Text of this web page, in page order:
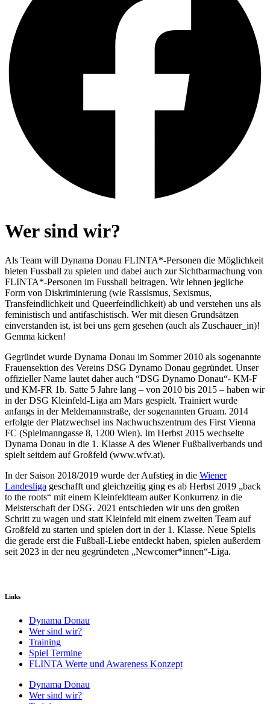
Wer sind wir?
Als Team will Dynama Donau FLINTA*-Personen die Möglichkeit
bieten Fussball zu spielen und dabei auch zur Sichtbarmachung von
FLINTA*-Personen im Fussball beitragen. Wir lehnen jegliche
Form von Diskriminierung (wie Rassismus, Sexismus,
Transfeindlichkeit und Queerfeindlichkeit) ab und verstehen uns als
feministisch und antifaschistisch. Wer mit diesen Grundsätzen
einverstanden ist, ist bei uns gern gesehen (auch als Zuschauer_in)!
Gemma kicken!
Gegründet wurde Dynama Donau im Sommer 2010 als sogenannte
Frauensektion des Vereins DSG Dynamo Donau gegründet. Unser
offizieller Name lautet daher auch “DSG Dynamo Donau“- KM-F
und KM-FR 1b. Satte 5 Jahre lang – von 2010 bis 2015 – haben wir
in der DSG Kleinfeld-Liga am Mars gespielt. Trainiert wurde
anfangs in der Meldemannstraße, der sogenannten Gruam. 2014
erfolgte der Platzwechsel ins Nachwuchszentrum des First Vienna
FC (Spielmanngasse 8, 1200 Wien). Im Herbst 2015 wechselte
Dynama Donau in die 1. Klasse A des Wiener Fußballverbands und
spielt seitdem auf Großfeld (www.wfv.at).
In der Saison 2018/2019 wurde der Aufstieg in die Wiener
Landesliga geschafft und gleichzeitig ging es ab Herbst 2019 „back
to the roots“ mit einem Kleinfeldteam außer Konkurrenz in die
Meisterschaft der DSG. 2021 entschieden wir uns den großen
Schritt zu wagen und statt Kleinfeld mit einem zweiten Team auf
Großfeld zu starten und spielen dort in der 1. Klasse. Neue Spielis
die gerade erst die Fußball-Liebe entdeckt haben, spielen außerdem
seit 2023 in der neu gegründeten „Newcomer*innen“-Liga.
Links
Dynama Donau
Wer sind wir?
Training
Spiel Termine
FLINTA Werte und Awareness Konzept
Dynama Donau
Wer sind wir?